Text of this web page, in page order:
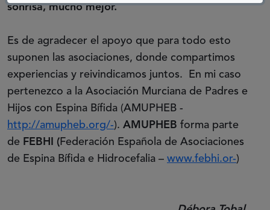
sonrisa, mucho mejor.
Es de agradecer el apoyo que para todo esto
suponen las asociaciones, donde compartimos
experiencias y reivindicamos juntos. En mi caso
pertenezco a la Asociación Murciana de Padres e
Hijos con Espina Bífida (AMUPHEB -
http://amupheb.org/-). AMUPHEB forma parte
de FEBHI (Federación Española de Asociaciones
de Espina Bífida e Hidrocefalia – www.febhi.or-)